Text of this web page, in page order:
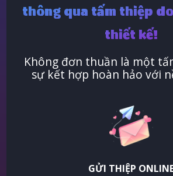
thông qua tấm thiệp
thiết kế!
Không đơn thuần là một
sự kết hợp hoàn hảo với
GỬI THIỆP